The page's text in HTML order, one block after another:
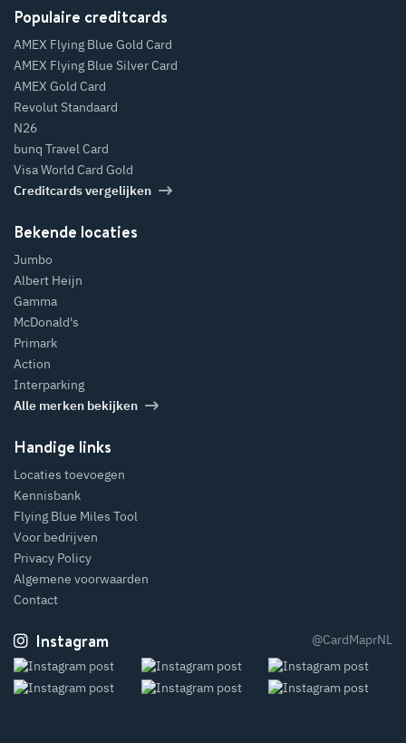
Populaire creditcards
AMEX Flying Blue Gold Card
AMEX Flying Blue Silver Card
AMEX Gold Card
Revolut Standaard
N26
bunq Travel Card
Visa World Card Gold
Creditcards vergelijken
Bekende locaties
Jumbo
Albert Heijn
Gamma
McDonald's
Primark
Action
Interparking
Alle merken bekijken
Handige links
Locaties toevoegen
Kennisbank
Flying Blue Miles Tool
Voor bedrijven
Privacy Policy
Algemene voorwaarden
Contact
Instagram @CardMaprNL